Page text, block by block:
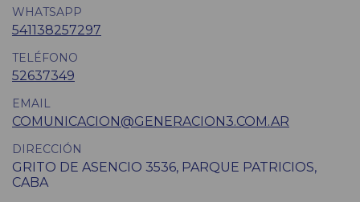
WHATSAPP
541138257297
TELÉFONO
52637349
EMAIL
COMUNICACION@GENERACION3.COM.AR
DIRECCIÓN
GRITO DE ASENCIO 3536, PARQUE PATRICIOS,
CABA